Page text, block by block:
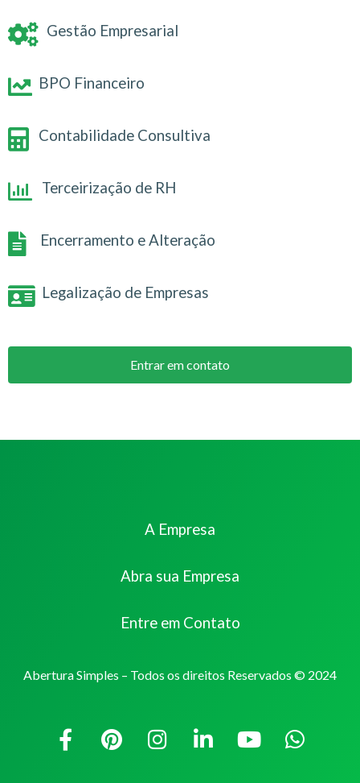
Gestão Empresarial
BPO Financeiro
Contabilidade Consultiva
Terceirização de RH
Encerramento e Alteração
Legalização de Empresas
Entrar em contato
A Empresa
Abra sua Empresa
Entre em Contato
Abertura Simples – Todos os direitos Reservados © 2024